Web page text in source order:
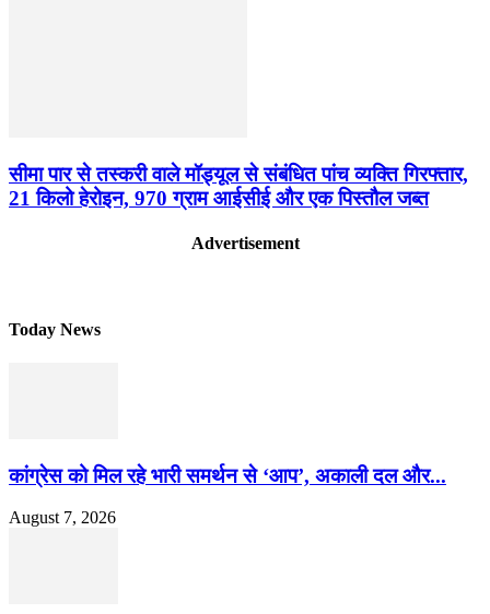
सीमा पार से तस्करी वाले मॉड्यूल से संबंधित पांच व्यक्ति गिरफ्तार,
21 किलो हेरोइन, 970 ग्राम आईसीई और एक पिस्तौल जब्त
Advertisement
Today News
कांग्रेस को मिल रहे भारी समर्थन से ‘आप’, अकाली दल और...
August 7, 2026